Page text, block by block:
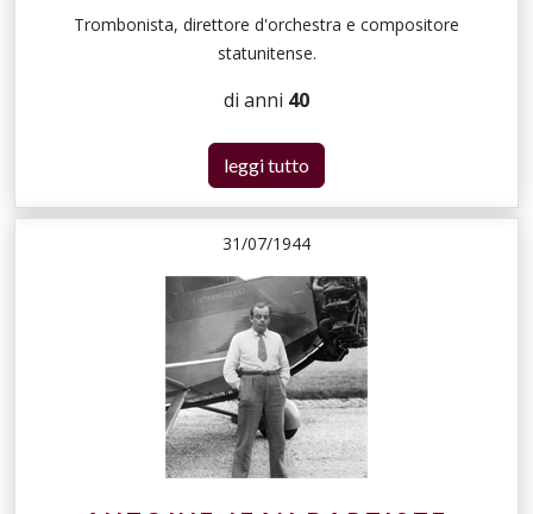
Trombonista, direttore d'orchestra e compositore
statunitense.
di anni 40
leggi tutto
31/07/1944